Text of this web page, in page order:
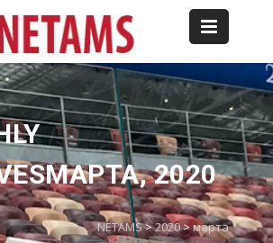
2020
NETAMS>2020>марта